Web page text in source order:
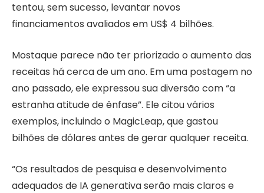
tentou, sem sucesso, levantar novos
financiamentos avaliados em US$ 4 bilhões.
Mostaque parece não ter priorizado o aumento das
receitas há cerca de um ano. Em uma postagem no
ano passado, ele expressou sua diversão com “a
estranha atitude de ênfase”. Ele citou vários
exemplos, incluindo o MagicLeap, que gastou
bilhões de dólares antes de gerar qualquer receita.
“Os resultados de pesquisa e desenvolvimento
adequados de IA generativa serão mais claros e